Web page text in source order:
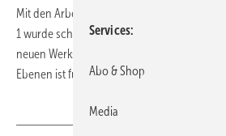
Mit den Arbeiten auf dem neuen Areal im
1 wurde schon begonnen. Die Fertigstellung
neuen Werks mit einer Gesamtfläche von
Ebenen ist für das Jahr 2015 geplant.
Services
Abo & Shop
Media